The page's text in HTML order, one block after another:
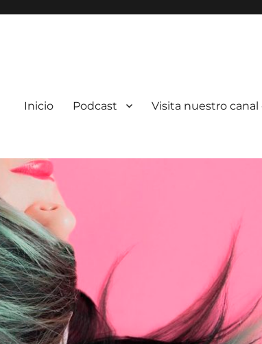
Inicio Podcast Visita nuestro